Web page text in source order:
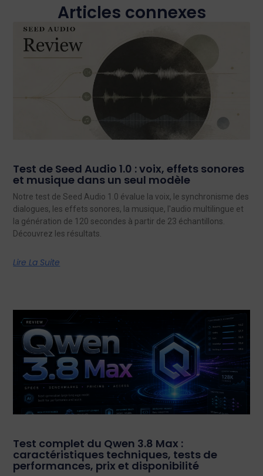
Articles connexes
Test de Seed Audio 1.0 : voix, effets sonores
et musique dans un seul modèle
Notre test de Seed Audio 1.0 évalue la voix, le synchronisme des
dialogues, les effets sonores, la musique, l'audio multilingue et
la génération de 120 secondes à partir de 23 échantillons.
Découvrez les résultats.
Lire La Suite
Test complet du Qwen 3.8 Max :
caractéristiques techniques, tests de
performances, prix et disponibilité